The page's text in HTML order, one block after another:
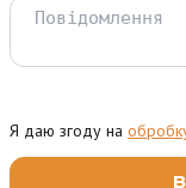
Я даю згоду на